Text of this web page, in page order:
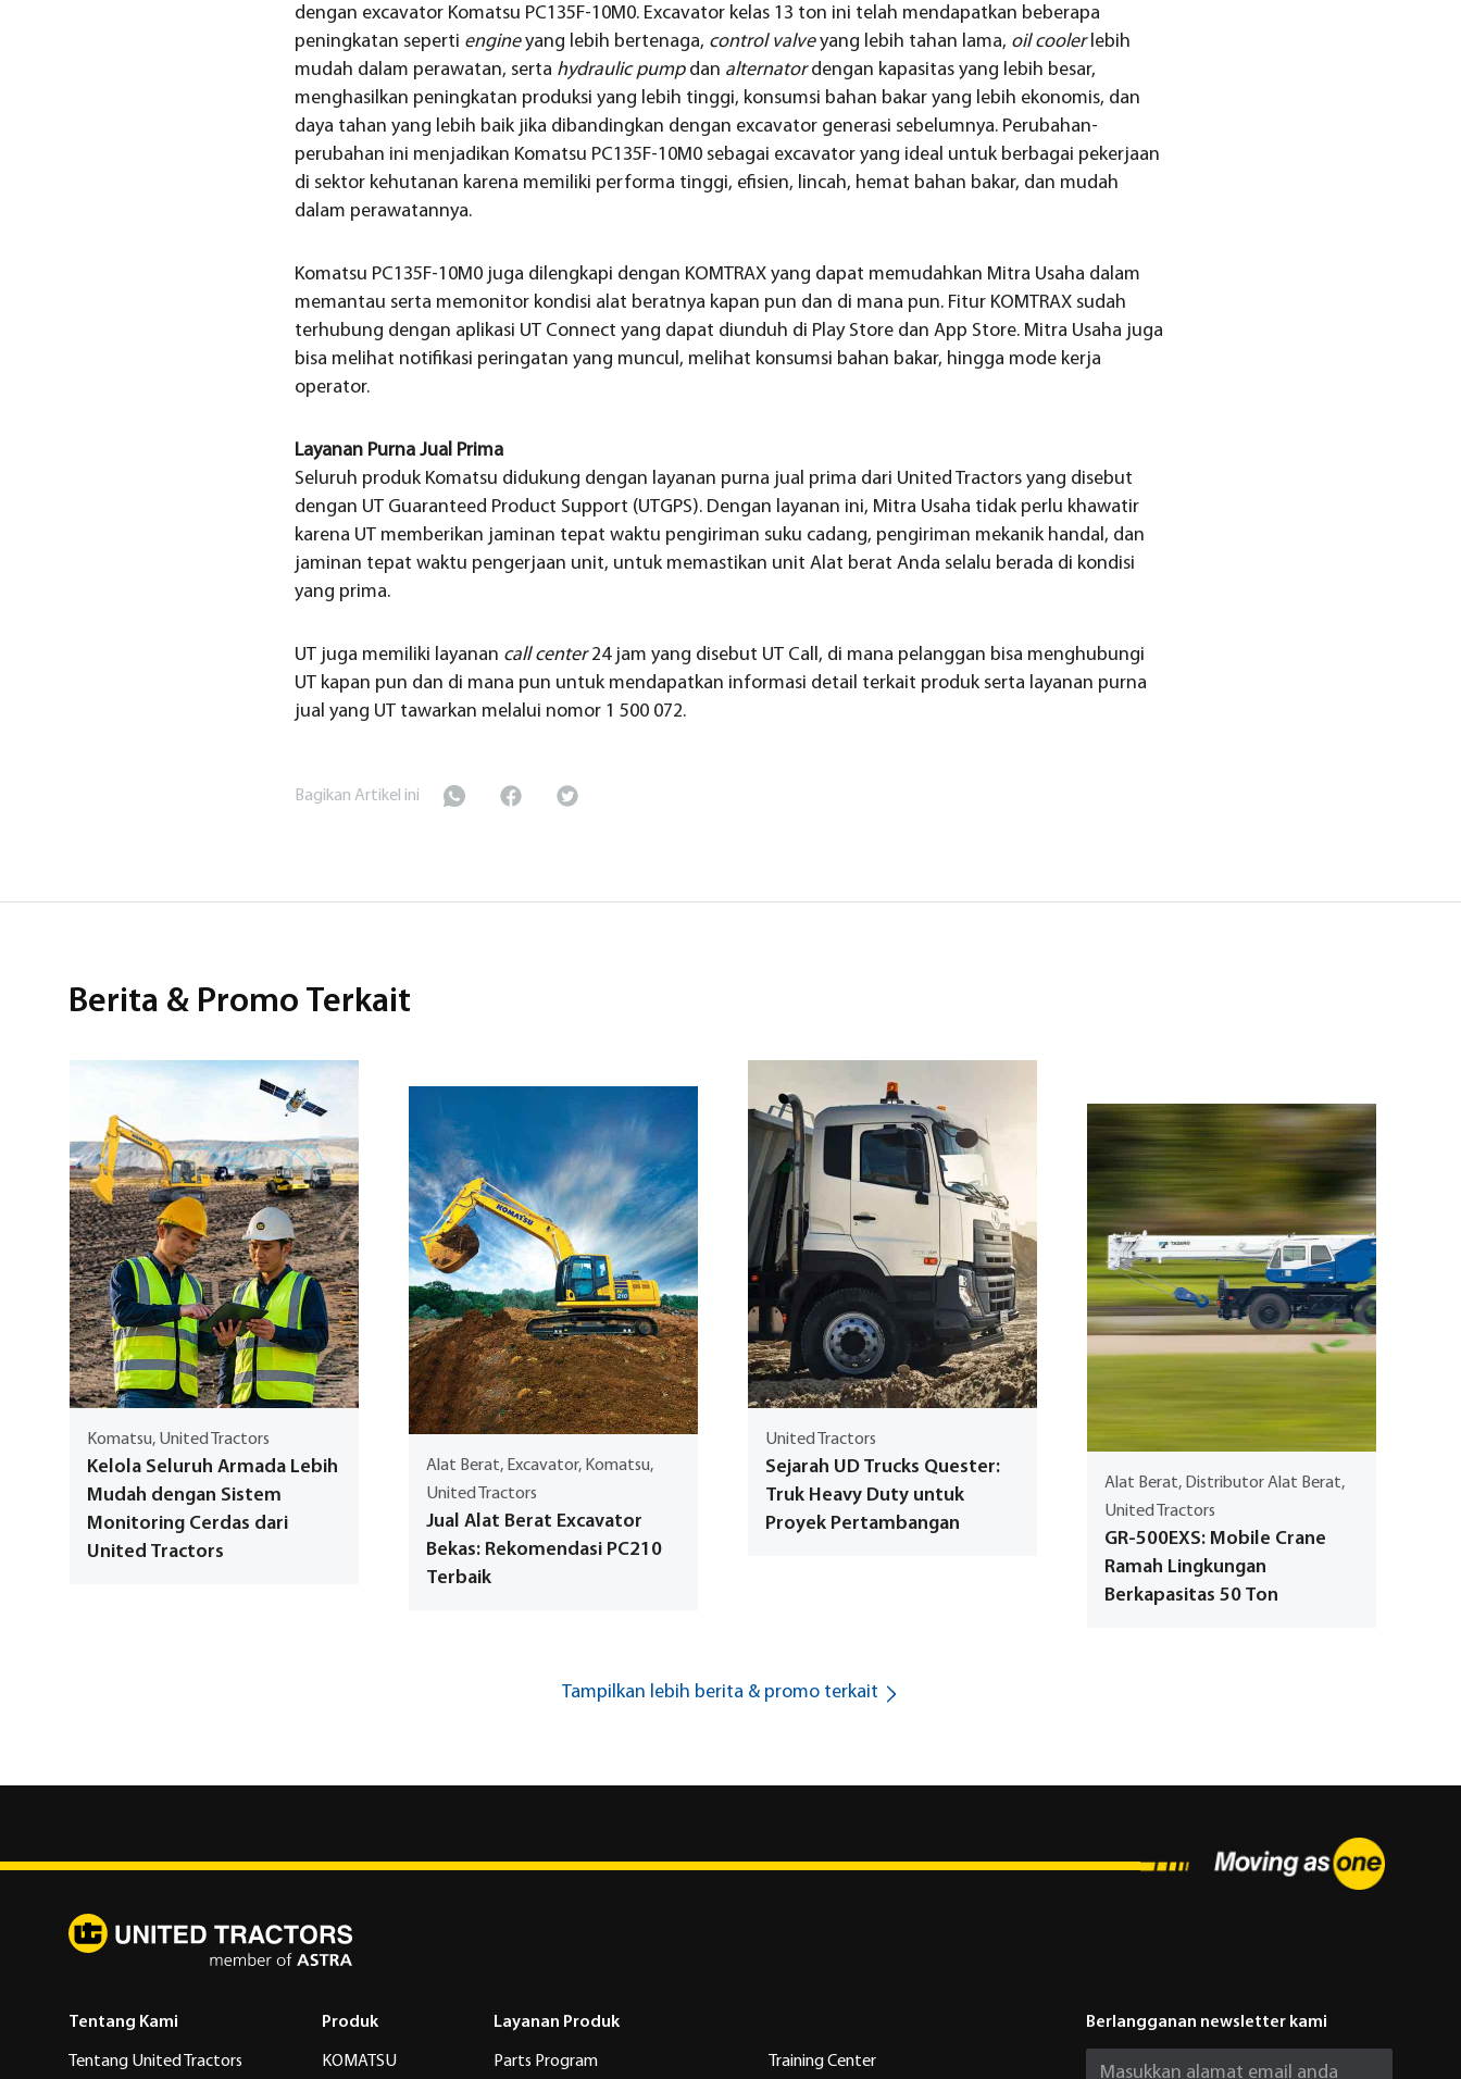
dengan excavator Komatsu PC135F-10M0. Excavator kelas 13 ton ini telah mendapatkan beberapa
peningkatan seperti engineyang lebih bertenaga, control valveyang lebih tahan lama, oil coolerlebih
mudah dalam perawatan, serta hydraulic pump dan alternatordengan kapasitas yang lebih besar,
menghasilkan peningkatan produksi yang lebih tinggi, konsumsi bahan bakar yang lebih ekonomis, dan
daya tahan yang lebih baik jika dibandingkan dengan excavator generasi sebelumnya. Perubahan-
perubahan ini menjadikan Komatsu PC135F-10M0 sebagai excavator yang ideal untuk berbagai pekerjaan
di sektor kehutanan karena memiliki performa tinggi, efisien, lincah, hemat bahan bakar, dan mudah
dalam perawatannya.
Komatsu PC135F-10M0 juga dilengkapi dengan KOMTRAX yang dapat memudahkan Mitra Usaha dalam
memantau serta memonitor kondisi alat beratnya kapan pun dan di mana pun. Fitur KOMTRAX sudah
terhubung dengan aplikasi UT Connect yang dapat diunduh di Play Store dan App Store. Mitra Usaha juga
bisa melihat notifikasi peringatan yang muncul, melihat konsumsi bahan bakar, hingga mode kerja
operator.
Layanan Purna Jual Prima
Seluruh produk Komatsu didukung dengan layanan purna jual prima dari United Tractors yang disebut
dengan UT Guaranteed Product Support (UTGPS). Dengan layanan ini, Mitra Usaha tidak perlu khawatir
karena UT memberikan jaminan tepat waktu pengiriman suku cadang, pengiriman mekanik handal, dan
jaminan tepat waktu pengerjaan unit, untuk memastikan unit Alat berat Anda selalu berada di kondisi
yang prima.
UT juga memiliki layanan call center24 jam yang disebut UT Call, di mana pelanggan bisa menghubungi
UT kapan pun dan di mana pun untuk mendapatkan informasi detail terkait produk serta layanan purna
jual yang UT tawarkan melalui nomor 1 500 072.
Bagikan Artikel ini
Berita & Promo Terkait
Komatsu, United Tractors
Kelola Seluruh Armada Lebih
Mudah dengan Sistem
Monitoring Cerdas dari
United Tractors
Alat Berat, Excavator, Komatsu,
United Tractors
Jual Alat Berat Excavator
Bekas: Rekomendasi PC210
Terbaik
United Tractors
Sejarah UD Trucks Quester:
Truk Heavy Duty untuk
Proyek Pertambangan
Alat Berat, Distributor Alat Berat,
United Tractors
GR-500EXS: Mobile Crane
Ramah Lingkungan
Berkapasitas 50 Ton
Tampilkan lebih berita & promo terkait
Tentang Kami
Tentang United Tractors
Produk
KOMATSU
Layanan Produk
Parts Program Training Center
Berlangganan newsletter kami